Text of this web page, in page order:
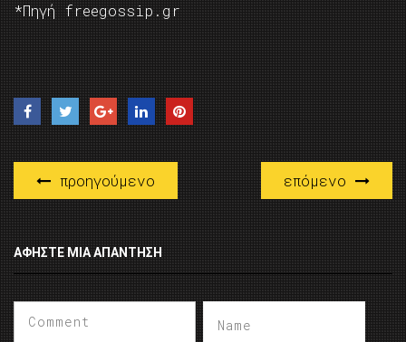
*Πηγή freegossip.gr
προηγούμενο επόμενο
ΑΦΉΣΤΕ ΜΙΑ ΑΠΆΝΤΗΣΗ